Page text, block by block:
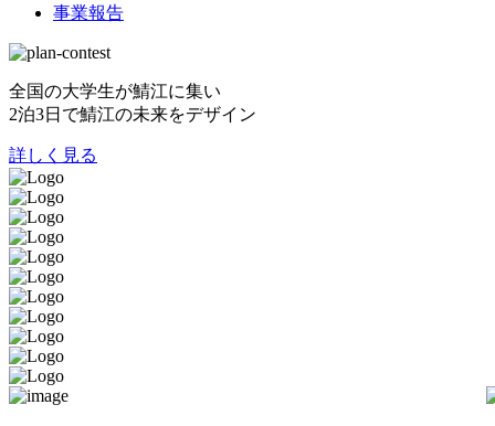
事業報告
全国の大学生が鯖江に集い
2泊3日で鯖江の未来をデザイン
詳しく見る